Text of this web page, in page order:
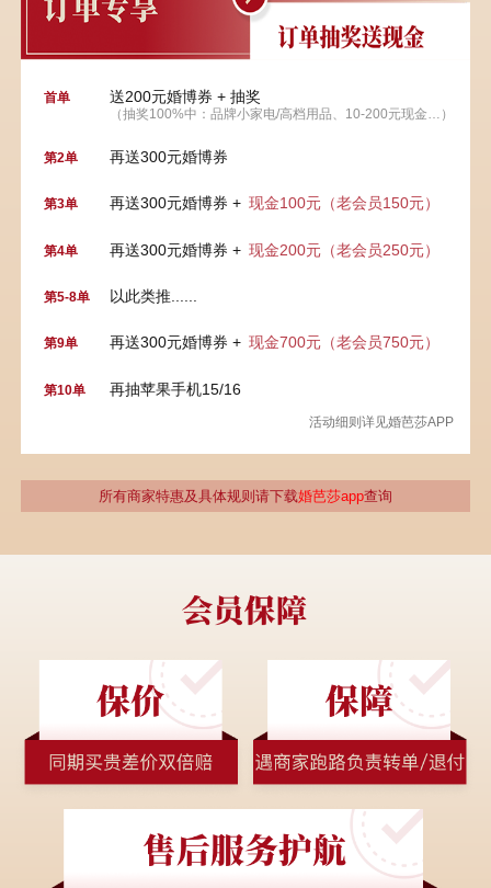
首单 送200元婚博券 + 抽奖
（抽奖100%中：品牌小家电/高档用品、10-200元现金…）
第2单 再送300元婚博券
第3单 再送300元婚博券 + 现金100元（老会员150元）
第4单 再送300元婚博券 + 现金200元（老会员250元）
第5-8单 以此类推......
第9单 再送300元婚博券 + 现金700元（老会员750元）
第10单 再抽苹果手机15/16
活动细则详见婚芭莎APP
所有商家特惠及具体规则请下载婚芭莎app查询